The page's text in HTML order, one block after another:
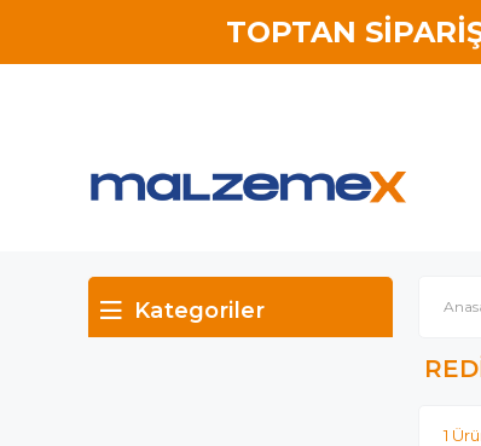
TOPTAN
Kategoriler
1